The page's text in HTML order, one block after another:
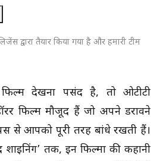
द्वारा तैयार किया गया है और हमारी टीम
देखना पसंद है, तो ओटीटी
फिल्में मौजूद हैं जो अपने डरावने
से आपको पूरी तरह बांधे रखती हैं।
तक, इन फिल्मों की कहानी